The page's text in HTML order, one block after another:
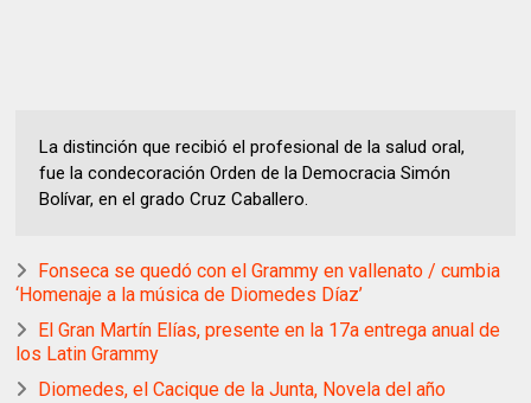
La distinción que recibió el profesional de la salud oral,
fue la condecoración Orden de la Democracia Simón
Bolívar, en el grado Cruz Caballero.
Fonseca se quedó con el Grammy en vallenato / cumbia
‘Homenaje a la música de Diomedes Díaz’
El Gran Martín Elías, presente en la 17a entrega anual de
los Latin Grammy
Diomedes, el Cacique de la Junta, Novela del año